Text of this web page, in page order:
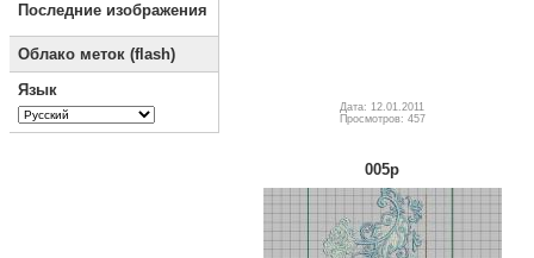
Последние изображения
Облако меток (flash)
Язык
Дата: 12.01.2011
Просмотров: 457
005p